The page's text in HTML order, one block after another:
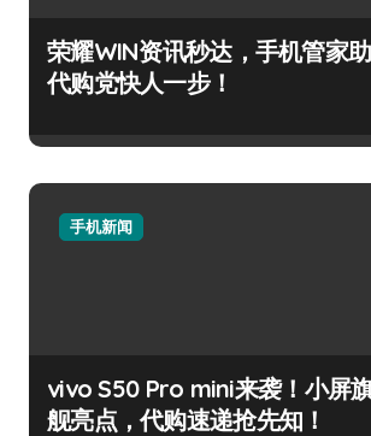
荣耀WIN资讯秒达，手机管家
代购党快人一步！
手机新闻
vivo S50 Pro mini来袭！小屏
舰亮点，代购速递抢先知！